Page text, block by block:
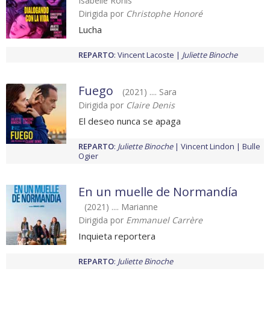
Dirigida por Christophe Honoré
Lucha
REPARTO: Vincent Lacoste Juliette Binoche
Fuego
(2021) .... Sara
Dirigida por Claire Denis
El deseo nunca se apaga
REPARTO: Juliette Binoche Vincent Lindon
Bulle
Ogier
En un muelle de Normandía
(2021) .... Marianne
Dirigida por Emmanuel Carrère
Inquieta reportera
REPARTO: Juliette Binoche